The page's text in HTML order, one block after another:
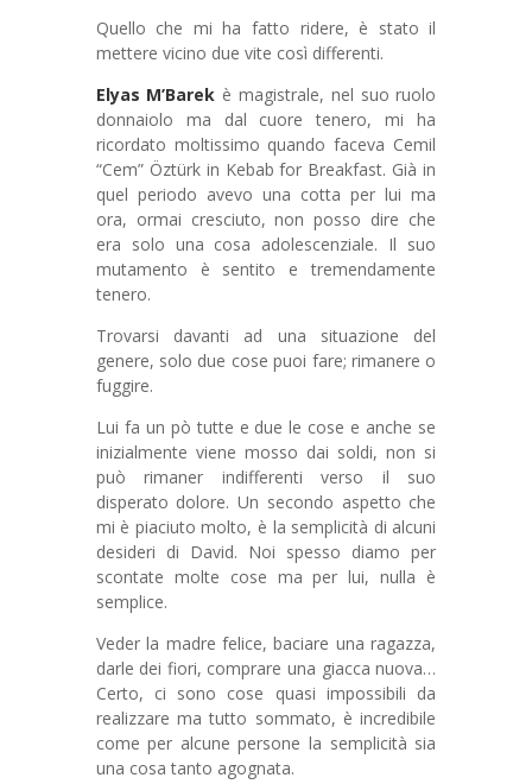
Quello che mi ha fatto ridere, è stato il
mettere vicino due vite così differenti.
Elyas M’Barek è magistrale, nel suo ruolo
donnaiolo ma dal cuore tenero, mi ha
ricordato moltissimo quando faceva Cemil
“Cem” Öztürk in Kebab for Breakfast. Già in
quel periodo avevo una cotta per lui ma
ora, ormai cresciuto, non posso dire che
era solo una cosa adolescenziale. Il suo
mutamento è sentito e tremendamente
tenero.
Trovarsi davanti ad una situazione del
genere, solo due cose puoi fare; rimanere o
fuggire.
Lui fa un pò tutte e due le cose e anche se
inizialmente viene mosso dai soldi, non si
può rimaner indifferenti verso il suo
disperato dolore. Un secondo aspetto che
mi è piaciuto molto, è la semplicità di alcuni
desideri di David. Noi spesso diamo per
scontate molte cose ma per lui, nulla è
semplice.
Veder la madre felice, baciare una ragazza,
darle dei fiori, comprare una giacca nuova…
Certo, ci sono cose quasi impossibili da
realizzare ma tutto sommato, è incredibile
come per alcune persone la semplicità sia
una cosa tanto agognata.